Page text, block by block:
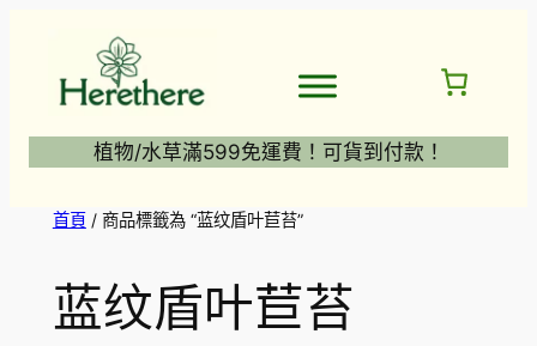
植物/水草滿599免運費！可貨到付款！
首頁/ 商品標籤為 “蓝纹盾叶苣苔”
蓝纹盾叶苣苔